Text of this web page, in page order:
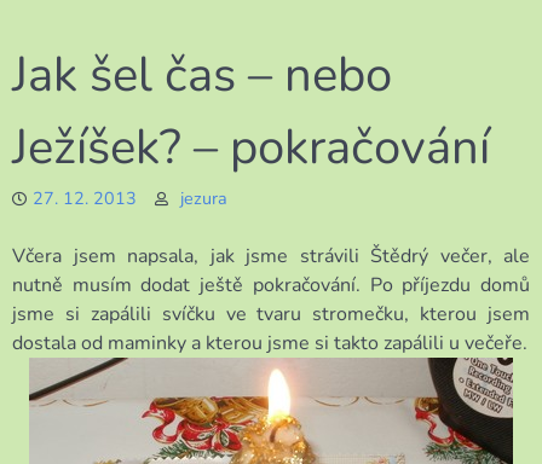
Jak šel čas – nebo
Ježíšek? – pokračování
27. 12. 2013 jezura
Včera jsem napsala, jak jsme strávili Štědrý večer, ale
nutně musím dodat ještě pokračování. Po příjezdu domů
jsme si zapálili svíčku ve tvaru stromečku, kterou jsem
dostala od maminky a kterou jsme si takto zapálili u večeře.